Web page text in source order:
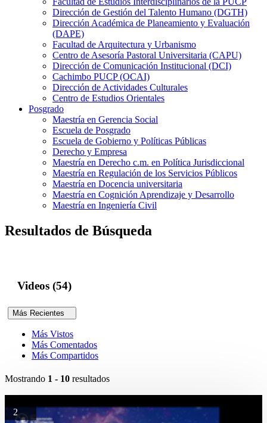
Dirección de Gestión del Talento Humano (DGTH)
Dirección Académica de Planeamiento y Evaluación
(DAPE)
Facultad de Arquitectura y Urbanismo
Centro de Asesoría Pastoral Universitaria (CAPU)
Dirección de Comunicación Institucional (DCI)
Cachimbo PUCP (OCAI)
Dirección de Actividades Culturales
Centro de Estudios Orientales
Posgrado
Maestría en Gerencia Social
Escuela de Posgrado
Escuela de Gobierno y Políticas Públicas
Derecho y Empresa
Maestría en Derecho c.m. en Política Jurisdiccional
Maestría en Regulación de los Servicios Públicos
Maestría en Docencia universitaria
Maestría en Cognición Aprendizaje y Desarrollo
Maestría en Ingeniería Civil
Resultados de Búsqueda
Videos (54)
Más Recientes
Más Vistos
Más Comentados
Más Compartidos
Mostrando 1 - 10 resultados
2